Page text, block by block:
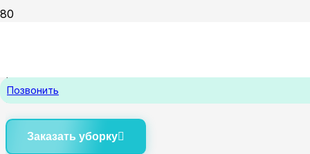
Позвонить
Профессиональная уборка офисов,
ресторанов,магазинов и студий от 10 руб./м2
Заказать уборку